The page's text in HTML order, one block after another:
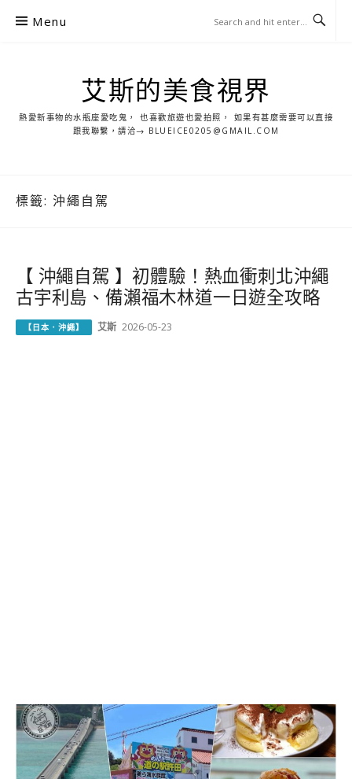
Menu
艾斯的美食視界
熱愛新事物的水瓶座愛吃鬼， 也喜歡旅遊也愛拍照， 如果有甚麼需要可以直接
跟我聯繫，請洽→ BLUEICE0205@GMAIL.COM
標籤: 沖繩自駕
【 沖繩自駕 】初體驗！熱血衝刺北沖繩
古宇利島、備瀨福木林道一日遊全攻略
【日本．沖繩】 艾斯 2026-05-23